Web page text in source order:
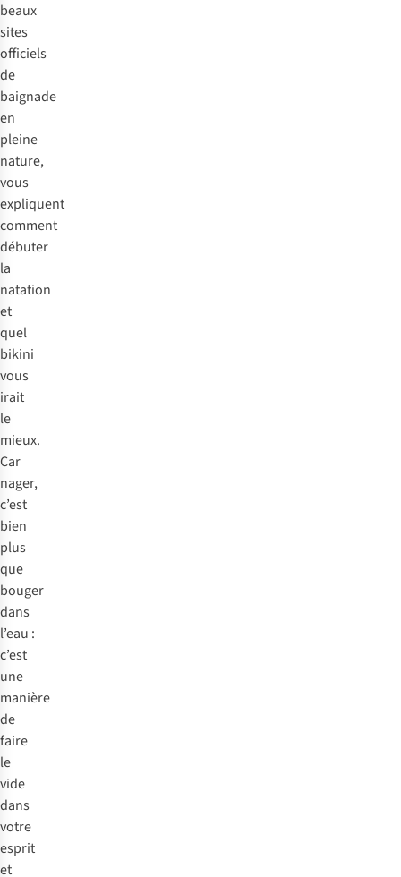
beaux
sites
officiels
de
baignade
en
pleine
nature,
vous
expliquent
comment
débuter
la
natation
et
quel
bikini
vous
irait
le
mieux.
Car
nager,
c’est
bien
plus
que
bouger
dans
l’eau :
c’est
une
manière
de
faire
le
vide
dans
votre
esprit
et